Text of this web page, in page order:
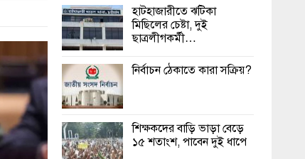
হাটহাজারীতে ঝটিকা
মিছিলের চেষ্টা, দুই
ছাত্রলীগকর্মী…
নির্বাচন ঠেকাতে কারা সক্রিয়?
শিক্ষকদের বাড়ি ভাড়া বেড়ে
১৫ শতাংশ, পাবেন দুই ধাপে